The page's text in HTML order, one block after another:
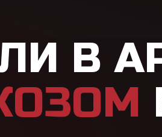
себе, а по степени
статью 45, когда
УЗДГ.